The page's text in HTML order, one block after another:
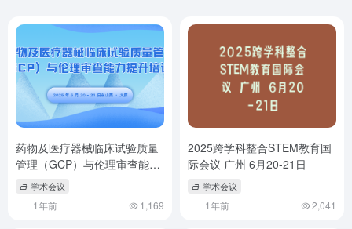
药物及医疗器械临床试验质量
管理（GCP）与伦理审查能力
提升培训班
学术会议
1年前 1,169
2025跨学科整合STEM教育国
际会议 广州 6月20-21日
学术会议
1年前 2,041